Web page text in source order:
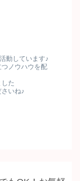
動しています♪
ノウハウを配
た
いね♪